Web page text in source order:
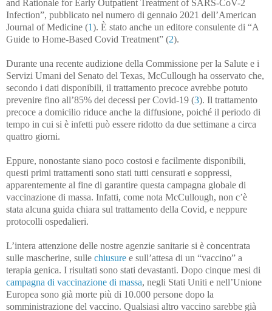
and Rationale for Early Outpatient Treatment of SARS-CoV-2
Infection”, pubblicato nel numero di gennaio 2021 dell’American
Journal of Medicine (1). È stato anche un editore consulente di “A
Guide to Home-Based Covid Treatment” (2).
Durante una recente audizione della Commissione per la Salute e i
Servizi Umani del Senato del Texas, McCullough ha osservato che,
secondo i dati disponibili, il trattamento precoce avrebbe potuto
prevenire fino all’85% dei decessi per Covid-19 (3). Il trattamento
precoce a domicilio riduce anche la diffusione, poiché il periodo di
tempo in cui si è infetti può essere ridotto da due settimane a circa
quattro giorni.
Eppure, nonostante siano poco costosi e facilmente disponibili,
questi primi trattamenti sono stati tutti censurati e soppressi,
apparentemente al fine di garantire questa campagna globale di
vaccinazione di massa. Infatti, come nota McCullough, non c’è
stata alcuna guida chiara sul trattamento della Covid, e neppure
protocolli ospedalieri.
L’intera attenzione delle nostre agenzie sanitarie si è concentrata
sulle mascherine, sulle chiusure e sull’attesa di un “vaccino” a
terapia genica. I risultati sono stati devastanti. Dopo cinque mesi di
campagna di vaccinazione di massa, negli Stati Uniti e nell’Unione
Europea sono già morte più di 10.000 persone dopo la
somministrazione del vaccino. Qualsiasi altro vaccino sarebbe già